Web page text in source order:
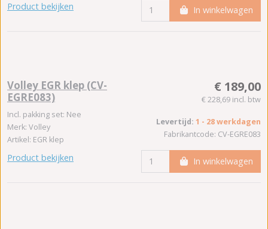
Product bekijken In winkelwagen
Volley EGR klep (CV-
EGRE083)
Incl. pakking set: Nee
Merk: Volley
Artikel: EGR klep
Product bekijken
€ 189,00
€ 228,69 incl. btw
Levertijd: 1 - 28 werkdagen
Fabrikantcode: CV-EGRE083
In winkelwagen